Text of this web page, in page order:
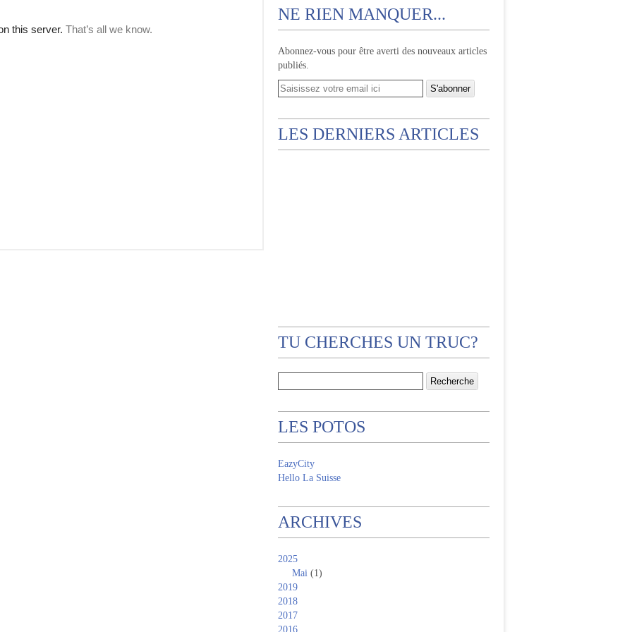
NE RIEN MANQUER...
Abonnez-vous pour être averti des nouveaux articles
publiés.
LES DERNIERS ARTICLES
TU CHERCHES UN TRUC?
LES POTOS
EazyCity
Hello La Suisse
ARCHIVES
2025
Mai (1)
2019
2018
2017
2016